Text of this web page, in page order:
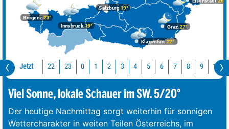
Bregenz23°
Graz27°
Innsbruck19°
Klagenfurt 22°
Salzburg19°
Jetzt 22 23 0 1 2 3 4 5 6 7 8 9 10
Viel Sonne, lokale Schauer im SW. 5/20°
Der heutige Nachmittag sorgt weiterhin für sonnigen
Wettercharakter in weiten Teilen Österreichs, im